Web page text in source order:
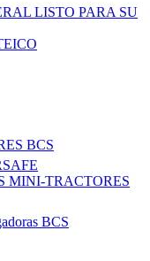
LISTO PARA SU
BCS
MINI-TRACTORES
BCS